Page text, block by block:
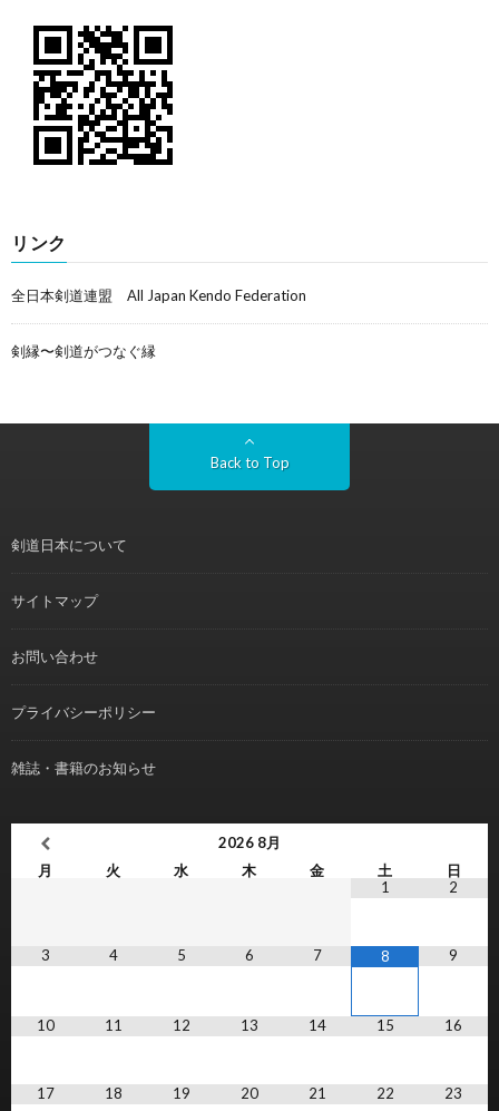
リンク
全日本剣道連盟 All Japan Kendo Federation
剣縁〜剣道がつなぐ縁
Back to Top
剣道日本について
サイトマップ
お問い合わせ
プライバシーポリシー
雑誌・書籍のお知らせ
2026 8月
月
火 水 木 金 土
日
1
2
3 4 5 6 7 8 9
10 11 12 13 14 15 16
17 18 19 20 21 22 23